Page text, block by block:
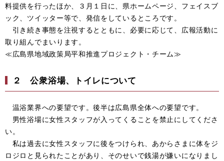
料提供を行ったほか、３月１日に、県ホームページ、フェイスブ
ック、ツイッター等で、発信をしているところです。
引き続き事態を注視するとともに、必要に応じて、広報活動に
取り組んでまいります。
≪広島県地域政策局平和推進プロジェクト・チーム≫
２公衆浴場、トイレについて
温浴業界への要望です。後半は広島県全体への要望です。
男性浴場に女性スタッフが入ってくることを禁止にしてくださ
い。
私は過去に女性スタッフに後をつけられ、あからさまに体をジ
ロジロと見られたことがあり、そのせいで銭湯が嫌いになりまし